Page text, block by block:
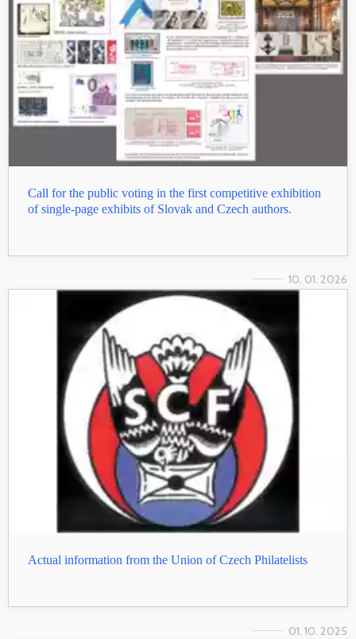
Call for the public voting in the first competitive exhibition
of single-page exhibits of Slovak and Czech authors.
10. 01. 2026
Actual information from the Union of Czech Philatelists
01. 10. 2025